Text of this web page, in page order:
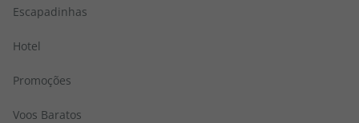
Escapadinhas
Hotel
Promoções
Voos Baratos